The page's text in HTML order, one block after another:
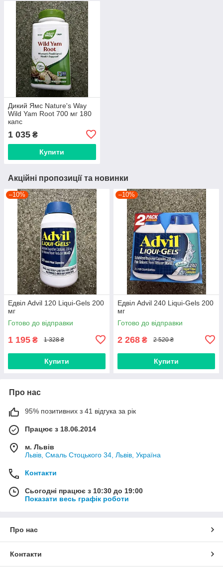
Дикий Ямс Nature's Way
Wild Yam Root 700 мг 180
капс
1 035 ₴
Купити
Акційні пропозиції та новинки
–10%
Едвіл Advil 120 Liqui-Gels 200
мг
Готово до відправки
1 195 ₴ 1 328 ₴
Купити
–10%
Едвіл Advil 240 Liqui-Gels 200
мг
Готово до відправки
2 268 ₴ 2 520 ₴
Купити
Про нас
95% позитивних з 41 відгука за рік
Працює з 18.06.2014
м. Львів
Львів, Смаль Стоцького 34, Львів, Україна
Контакти
Сьогодні працює з 10:30 до 19:00
Показати весь графік роботи
Про нас
Контакти